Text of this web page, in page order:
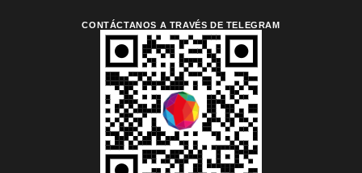
CONTÁCTANOS A TRAVÉS DE TELEGRAM